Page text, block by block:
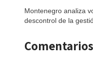
Montenegro analiza
descontrol de la